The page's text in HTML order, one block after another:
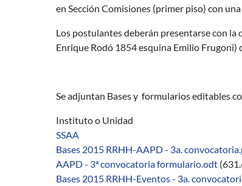
en Sección Comisiones (primer piso) con
Los postulantes deberán presentarse con la
Enrique Rodó 1854 esquina Emilio Frugoni)
Se adjuntan Bases y formularios editables
Instituto o Unidad
SSAA
Bases 2015 RRHH-AAPD - 3a.
AAPD - 3ª convocatoria formulario.odt
Bases 2015 RRHH-Eventos - 3a.